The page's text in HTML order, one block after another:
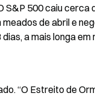
S&P 500 caiu cerca
de abril e
a mais longa em
“O Estreito de